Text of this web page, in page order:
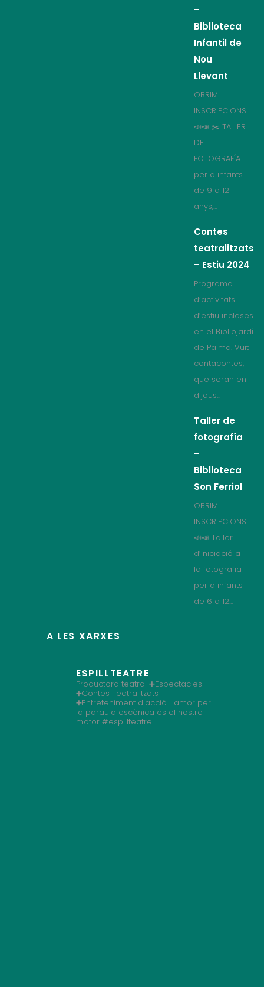
–
Biblioteca
Infantil de
Nou
Llevant
OBRIM
INSCRIPCIONS!
📣📣 ✂️ TALLER
DE
FOTOGRAFÍA
per a infants
de 9 a 12
anys,...
Contes
teatralitzats
– Estiu 2024
Programa
d’activitats
d’estiu incloses
en el Bibliojardí
de Palma. Vuit
contacontes,
que seran en
dijous...
Taller de
fotografía
–
Biblioteca
Son Ferriol
OBRIM
INSCRIPCIONS!
📣📣 Taller
d’iniciació a
la fotografia
per a infants
de 6 a 12...
A LES XARXES
ESPILLTEATRE
Productora teatral ➕Espectacles
➕Contes Teatralitzats
➕Entreteniment d'acció L'amor per
la paraula escènica és el nostre
motor #espillteatre